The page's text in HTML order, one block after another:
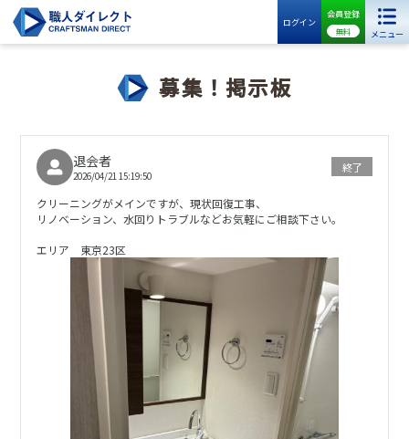
ログイン
会員登録
無料 メニュー
募集！掲示板
退会者
2026/04/21 15:19:50
終了
クリーニングがメインですが、現状回復工事、
リノベーション、水回りトラブルなどお気軽にご相談下さい。
エリア 東京23区